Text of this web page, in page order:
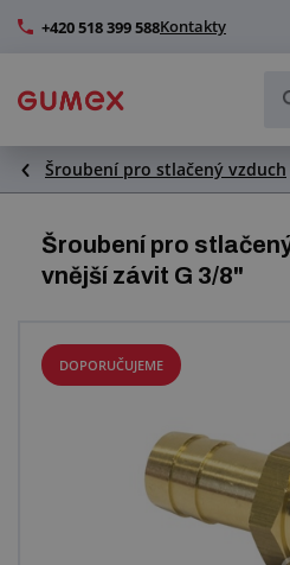
+420 518 399 588Kontakty
Hadice a jejich kompletace
Profily a výroba těsnění
Dopravníkové pásy a montáž
Další pryžové a plastové výrobky
Šroubení pro stlačený vzduch
Šroubení pro
vnější závit G 3/8"
DOPORUČUJEME